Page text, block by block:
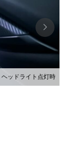
ヘッドライト点灯時